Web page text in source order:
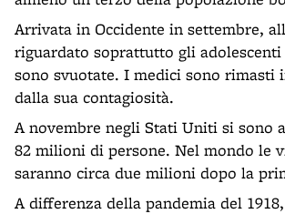
Arrivata in Occidente in settembre,
riguardato soprattutto gli adolescenti
sono svuotate. I medici sono rimasti
dalla sua contagiosità.
A novembre negli Stati Uniti si sono
82 milioni di persone. Nel mondo le
saranno circa due milioni dopo la
A differenza della pandemia del